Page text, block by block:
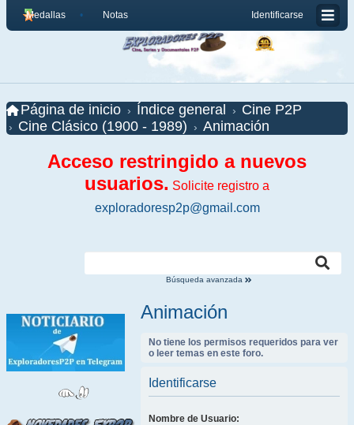
Identificarse
Medallas Notas
Página de inicio Índice general
Cine P2P
Cine Clásico (1900 - 1989)
Animación
Acceso restringido a nuevos
usuarios. Solicite registro a
exploradoresp2p@gmail.com
Búsqueda avanzada
Animación
No tiene los permisos requeridos para ver
o leer temas en este foro.
Identificarse
Nombre de Usuario: